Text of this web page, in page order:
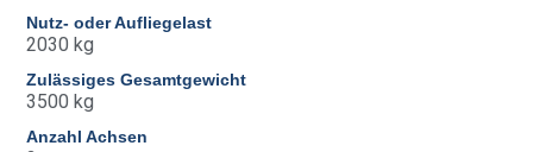
Nutz- oder Aufliegelast
2030 kg
Zulässiges Gesamtgewicht
3500 kg
Anzahl Achsen